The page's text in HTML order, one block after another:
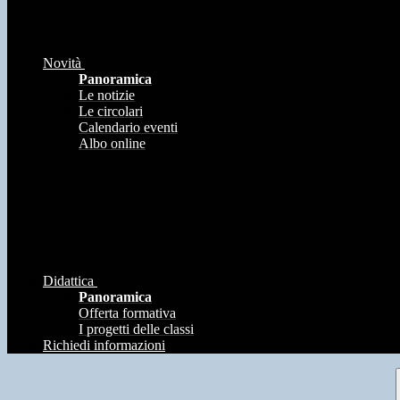
Novità
Panoramica
Le notizie
Le circolari
Calendario eventi
Albo online
Didattica
Panoramica
Offerta formativa
I progetti delle classi
Richiedi informazioni